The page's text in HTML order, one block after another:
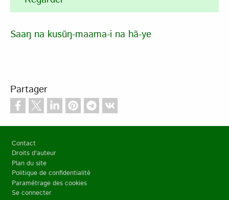
Saaŋ na kusũŋ-maama-i na hã-ye
Partager
Contact
Droits d'auteur
Plan du site
Politique de confidentialité
Paramétrage des cookies
Se connecter